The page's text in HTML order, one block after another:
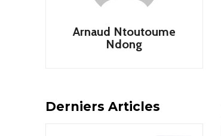
Arnaud Ntoutoume
Ndong
Derniers Articles